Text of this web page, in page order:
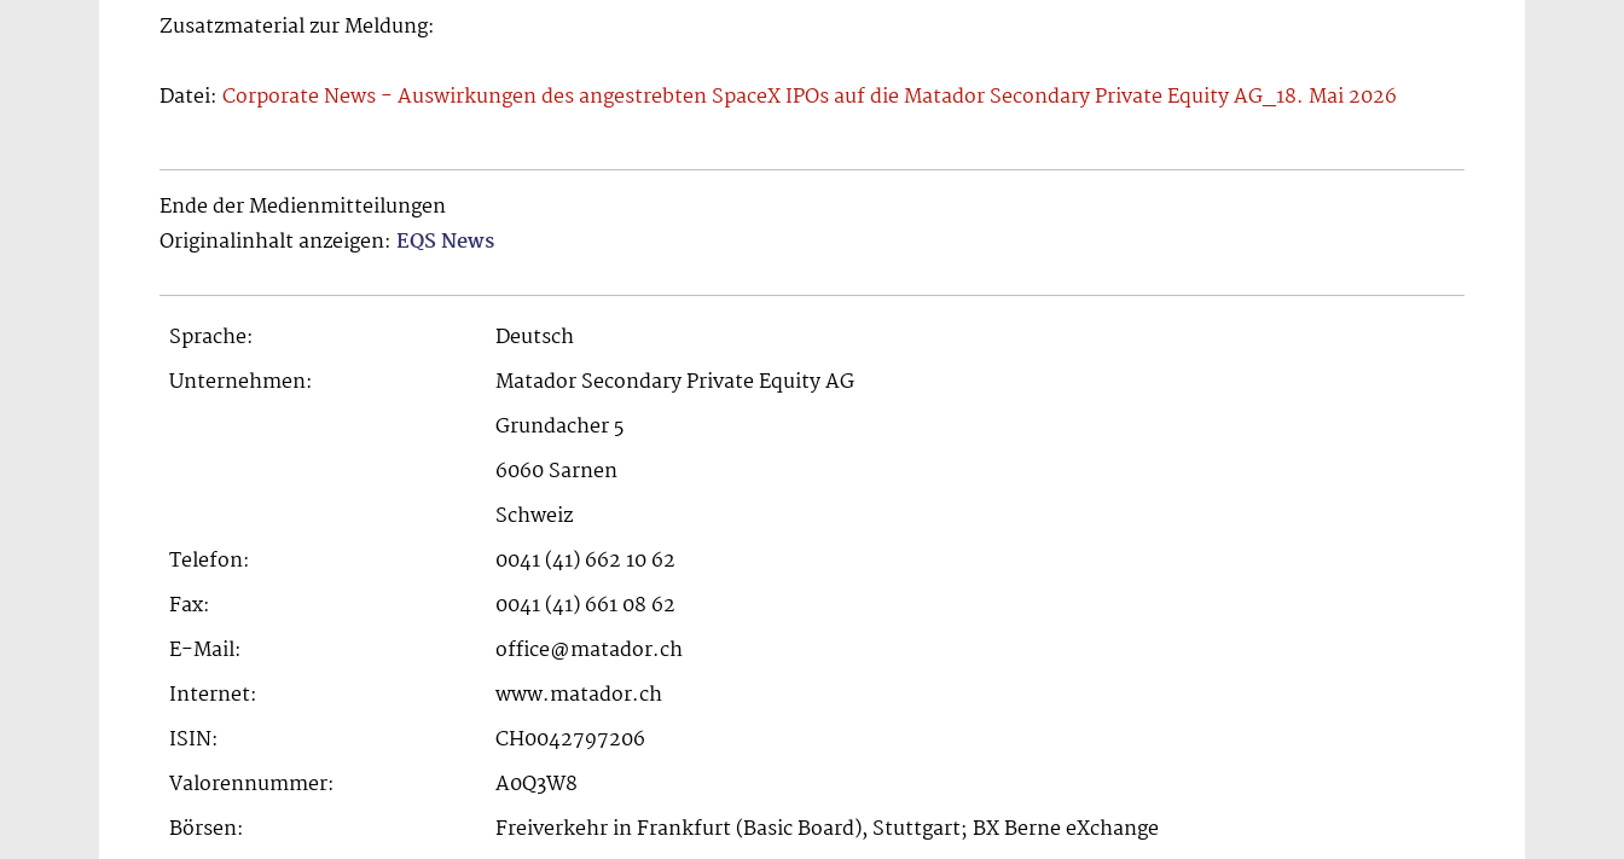
Zusatzmaterial zur Meldung:
Datei: Corporate News - Auswirkungen des angestrebten SpaceX IPOs auf die Matador Secondary Private Equity AG_18. Mai 2026
Ende der Medienmitteilungen
Originalinhalt anzeigen: EQS News
Sprache:
Deutsch
Unternehmen:
Matador Secondary Private Equity AG
Grundacher 5
6060 Sarnen
Schweiz
Telefon:
0041 (41) 662 10 62
Fax:
0041 (41) 661 08 62
E-Mail:
office@matador.ch
Internet:
www.matador.ch
ISIN:
CH0042797206
Valorennummer:
A0Q3W8
Börsen:
Freiverkehr in Frankfurt (Basic Board), Stuttgart; BX Berne eXchange